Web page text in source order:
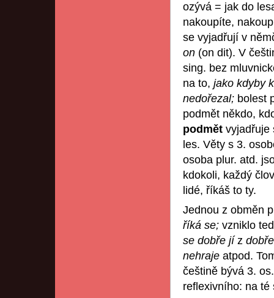
ozývá = jak do
nakoupíte,
se vyjadřují v
on (on dit). V
sing. bez
na to, jako kdyby
nedořezal; bolest
podmět někdo,
podmět vyjadřuje
les. Věty s 3.
osoba plur. atd.
kdokoli, každý
lidé, říkáš to ty.
Jednou z obměn
říká se; vzniklo
se dobře jíz
nehraje atpod.
češtině bývá 3.
reflexivního: na